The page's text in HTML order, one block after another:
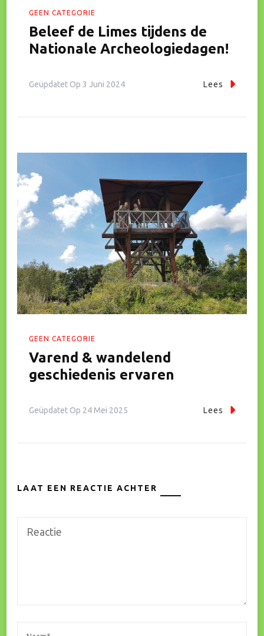
GEEN CATEGORIE
Beleef de Limes tijdens de
Nationale Archeologiedagen!
Geüpdatet Op 3 Juni 2024 Lees
GEEN CATEGORIE
Varend & wandelend
geschiedenis ervaren
Geüpdatet Op 24 Mei 2025 Lees
LAAT EEN REACTIE ACHTER